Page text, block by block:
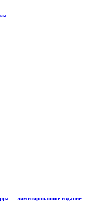
— лимитированное издание